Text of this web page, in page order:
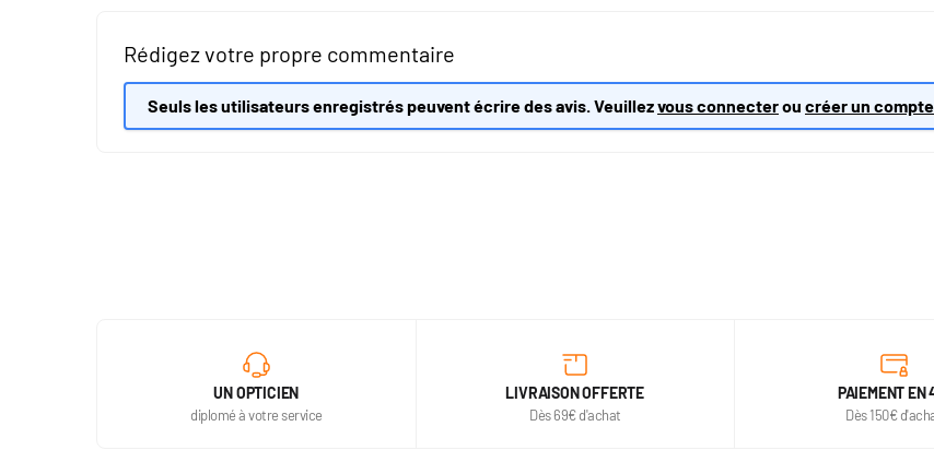
Rédigez votre propre commentaire
Seuls les utilisateurs enregistrés peuvent écrire des avis. Veuillezvous connecterou créer un compte
UN OPTICIEN
diplomé à votre service
LIVRAISON OFFERTE
Dès 69€ d'achat
PAIEMENT EN
Dès 150€